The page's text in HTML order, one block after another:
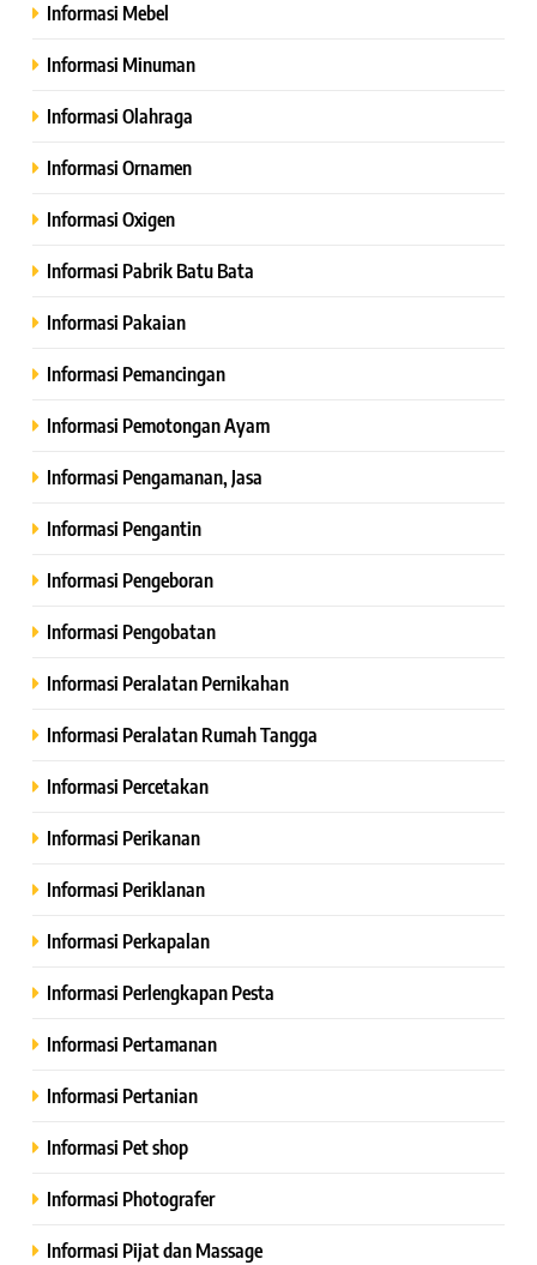
Informasi Mebel
Informasi Minuman
Informasi Olahraga
Informasi Ornamen
Informasi Oxigen
Informasi Pabrik Batu Bata
Informasi Pakaian
Informasi Pemancingan
Informasi Pemotongan Ayam
Informasi Pengamanan, Jasa
Informasi Pengantin
Informasi Pengeboran
Informasi Pengobatan
Informasi Peralatan Pernikahan
Informasi Peralatan Rumah Tangga
Informasi Percetakan
Informasi Perikanan
Informasi Periklanan
Informasi Perkapalan
Informasi Perlengkapan Pesta
Informasi Pertamanan
Informasi Pertanian
Informasi Pet shop
Informasi Photografer
Informasi Pijat dan Massage